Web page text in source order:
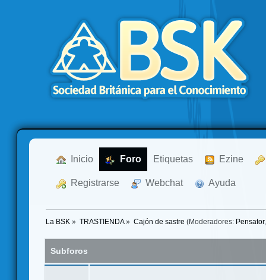
Inicio Foro Etiquetas Ezine
Registrarse Webchat Ayuda
La BSK » TRASTIENDA» Cajón de sastre (Moderadores: Pensator
Subforos